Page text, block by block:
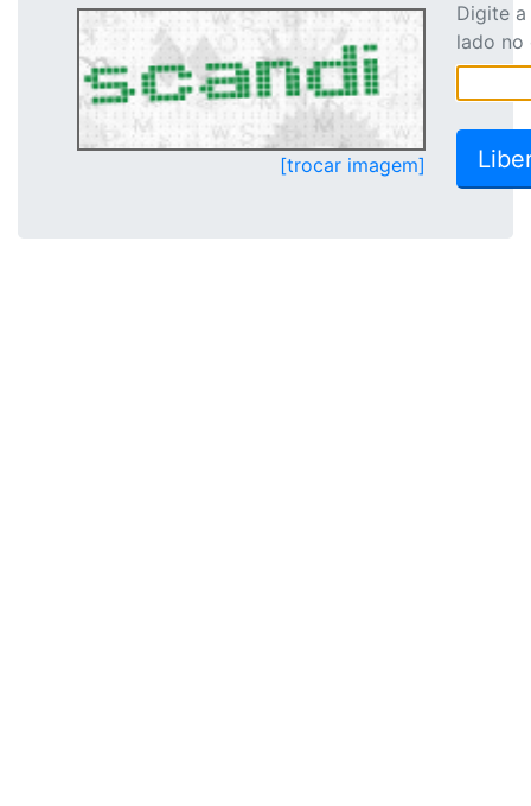
[trocar imagem]
Digite
lado no